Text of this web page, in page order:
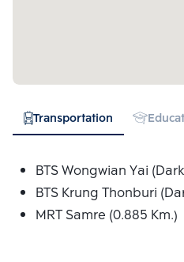
Transportation
BTS Wongwian Yai
BTS Krung Thonburi
MRT Samre (0.885 Km.)